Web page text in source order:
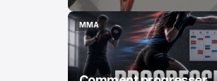
MMA
MMA